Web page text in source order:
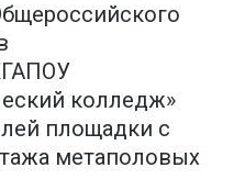
колледж»
площадки с
метаполовых